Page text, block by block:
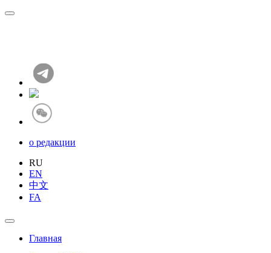
о редакции
RU
EN
中文
FA
Главная